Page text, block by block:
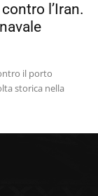
l’Iran.
il porto
storica nella